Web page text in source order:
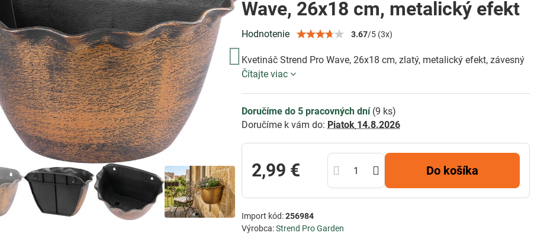
Wave, 26x18 cm, metalický efekt
Hodnotenie 3.67/5 (3x)
Kvetináč Strend Pro Wave, 26x18 cm, zlatý, metalický efekt, závesný
Čítajte viac
Doručíme do 5 pracovných dní (9 ks)
Doručíme k vám do: Piatok 14.8.2026
2,99 € Do košíka
Import kód:256984
Výrobca:Strend Pro Garden